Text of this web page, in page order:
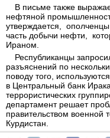
В письме также
нефтяной
утверждается,
часть добычи нефти,
Ираном.
Республиканцы
разъяснений по
поводу того,
в Центральный банк
террористических
департамент решает
правительством военной
Курдистан.